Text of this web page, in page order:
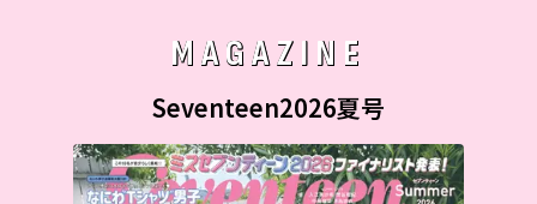
MAGAZINE
Seventeen2026夏号